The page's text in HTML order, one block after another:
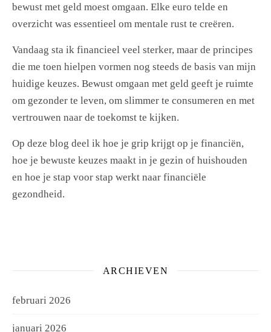
bewust met geld moest omgaan. Elke euro telde en
overzicht was essentieel om mentale rust te creëren.
Vandaag sta ik financieel veel sterker, maar de principes
die me toen hielpen vormen nog steeds de basis van mijn
huidige keuzes. Bewust omgaan met geld geeft je ruimte
om gezonder te leven, om slimmer te consumeren en met
vertrouwen naar de toekomst te kijken.
Op deze blog deel ik hoe je grip krijgt op je financiën,
hoe je bewuste keuzes maakt in je gezin of huishouden
en hoe je stap voor stap werkt naar financiële
gezondheid.
ARCHIEVEN
februari 2026
januari 2026